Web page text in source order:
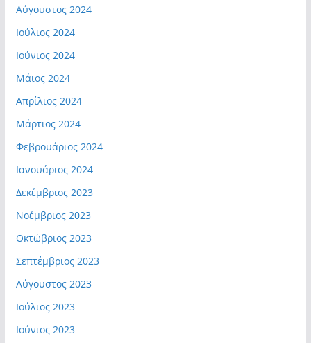
Αύγουστος 2024
Ιούλιος 2024
Ιούνιος 2024
Μάιος 2024
Απρίλιος 2024
Μάρτιος 2024
Φεβρουάριος 2024
Ιανουάριος 2024
Δεκέμβριος 2023
Νοέμβριος 2023
Οκτώβριος 2023
Σεπτέμβριος 2023
Αύγουστος 2023
Ιούλιος 2023
Ιούνιος 2023